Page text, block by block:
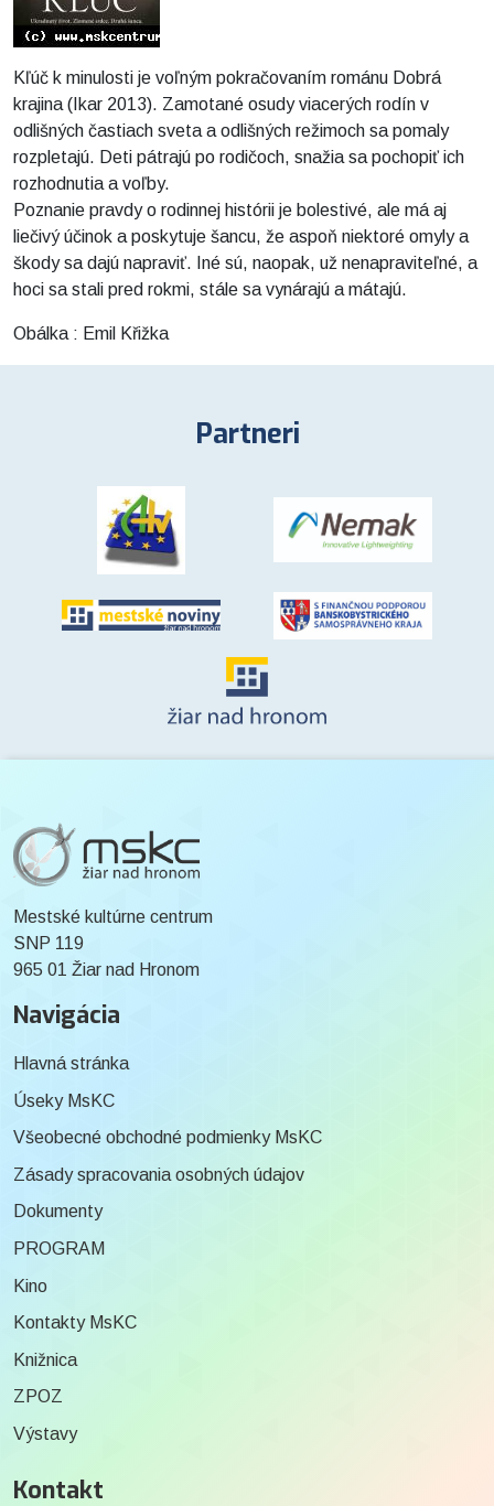
Kľúč k minulosti je voľným pokračovaním románu Dobrá
krajina (Ikar 2013). Zamotané osudy viacerých rodín v
odlišných častiach sveta a odlišných režimoch sa pomaly
rozpletajú. Deti pátrajú po rodičoch, snažia sa pochopiť ich
rozhodnutia a voľby.
Poznanie pravdy o rodinnej histórii je bolestivé, ale má aj
liečivý účinok a poskytuje šancu, že aspoň niektoré omyly a
škody sa dajú napraviť. Iné sú, naopak, už nenapraviteľné, a
hoci sa stali pred rokmi, stále sa vynárajú a mátajú.
Obálka : Emil Křižka
Partneri
Mestské kultúrne centrum
SNP 119
965 01 Žiar nad Hronom
Navigácia
Hlavná stránka
Úseky MsKC
Všeobecné obchodné podmienky MsKC
Zásady spracovania osobných údajov
Dokumenty
PROGRAM
Kino
Kontakty MsKC
Knižnica
ZPOZ
Výstavy
Kontakt